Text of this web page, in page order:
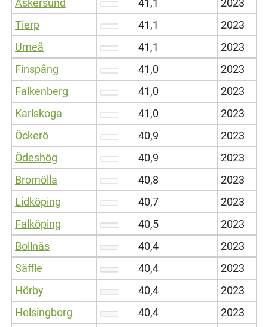
Askersund
41,1
2023
Tierp
41,1
2023
Umeå
41,1
2023
Finspång
41,0
2023
Falkenberg
41,0
2023
Karlskoga
41,0
2023
Öckerö
40,9
2023
Ödeshög
40,9
2023
Bromölla
40,8
2023
Lidköping
40,7
2023
Falköping
40,5
2023
Bollnäs
40,4
2023
Säffle
40,4
2023
Hörby
40,4
2023
Helsingborg
40,4
2023